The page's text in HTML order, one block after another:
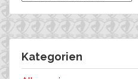
Kategorien